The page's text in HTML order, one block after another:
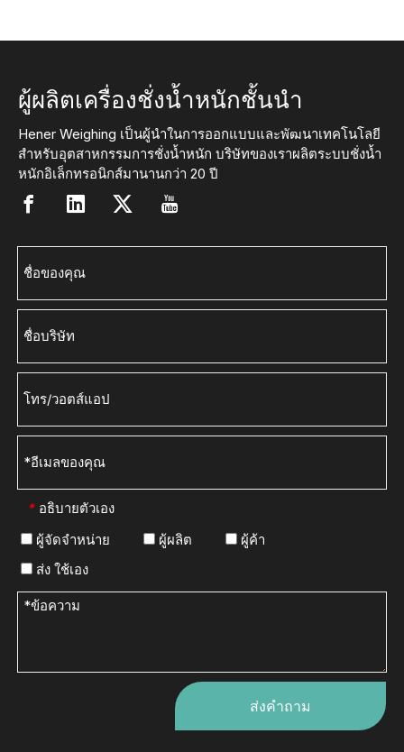
ผู้ผลิตเครื่องชั่งน้ำหนักชั้นนำ
Hener Weighing เป็นผู้นำในการออกแบบและพัฒนาเทคโนโลยี
สำหรับอุตสาหกรรมการชั่งน้ำหนัก บริษัทของเราผลิตระบบชั่งน้ำ
หนักอิเล็กทรอนิกส์มานานกว่า 20 ปี
* อธิบายตัวเอง
ผู้จัดจำหน่าย
ผู้ผลิต
ผู้ค้า
ส่ง ใช้เอง
ส่งคำถาม